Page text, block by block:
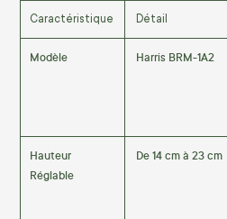
Caractéristique Détail
Modèle Harris BRM-1A2
Hauteur
Réglable
De 14 cm à 23 cm